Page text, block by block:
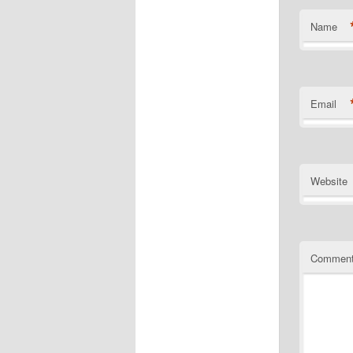
Name
Email
Website